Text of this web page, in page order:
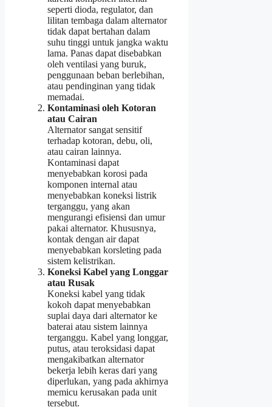
seperti dioda, regulator, dan
lilitan tembaga dalam alternator
tidak dapat bertahan dalam
suhu tinggi untuk jangka waktu
lama. Panas dapat disebabkan
oleh ventilasi yang buruk,
penggunaan beban berlebihan,
atau pendinginan yang tidak
memadai.
Kontaminasi oleh Kotoran
atau Cairan
Alternator sangat sensitif
terhadap kotoran, debu, oli,
atau cairan lainnya.
Kontaminasi dapat
menyebabkan korosi pada
komponen internal atau
menyebabkan koneksi listrik
terganggu, yang akan
mengurangi efisiensi dan umur
pakai alternator. Khususnya,
kontak dengan air dapat
menyebabkan korsleting pada
sistem kelistrikan.
Koneksi Kabel yang Longgar
atau Rusak
Koneksi kabel yang tidak
kokoh dapat menyebabkan
suplai daya dari alternator ke
baterai atau sistem lainnya
terganggu. Kabel yang longgar,
putus, atau teroksidasi dapat
mengakibatkan alternator
bekerja lebih keras dari yang
diperlukan, yang pada akhirnya
memicu kerusakan pada unit
tersebut.